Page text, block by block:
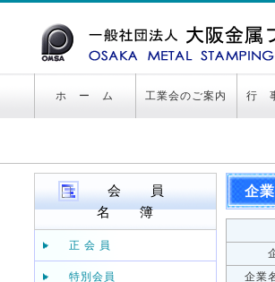
ホ ー ム 工業会のご案内 行
会 員
名 簿
正 会 員
特別会員
企
企業